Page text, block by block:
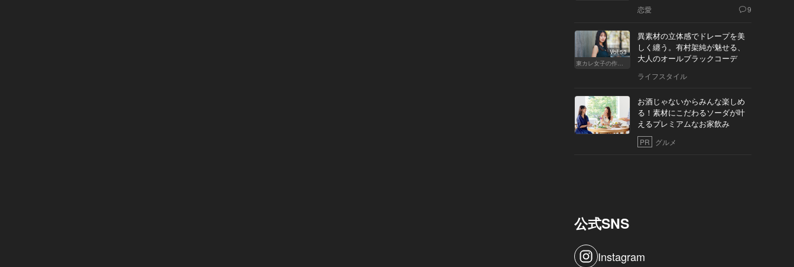
恋愛 9
Vol.53
東カレ女子の作り方
異素材の立体感でドレープを美
しく纏う。有村架純が魅せる、
大人のオールブラックコーデ
ライフスタイル
お酒じゃないからみんな楽しめ
る！素材にこだわるソーダが叶
えるプレミアムなお家飲み
PR グルメ
公式SNS
Instagram